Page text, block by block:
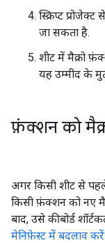
स्क्रिप्ट
जा सकता है.
शीट में मैक्रो
यह उम्मीद के
फ़ंक्शन को
अगर किसी शीट से पहले
किसी फ़ंक्शन को नए
बाद, उसे कीबोर्ड
मेनिफ़ेस्ट में बदलाव करें